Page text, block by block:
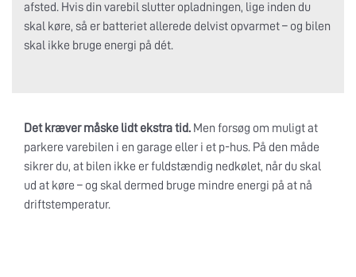
afsted. Hvis din varebil slutter opladningen, lige inden du
skal køre, så er batteriet allerede delvist opvarmet – og bilen
skal ikke bruge energi på dét.
Det kræver måske lidt ekstra tid. Men forsøg om muligt at
parkere varebilen i en garage eller i et p-hus. På den måde
sikrer du, at bilen ikke er fuldstændig nedkølet, når du skal
ud at køre – og skal dermed bruge mindre energi på at nå
driftstemperatur.